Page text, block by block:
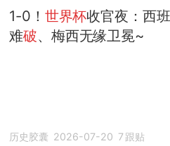
1-0！ 世界杯收官夜：西
难破、梅西无缘卫冕~
历史胶囊 2026-07-20 7 跟贴